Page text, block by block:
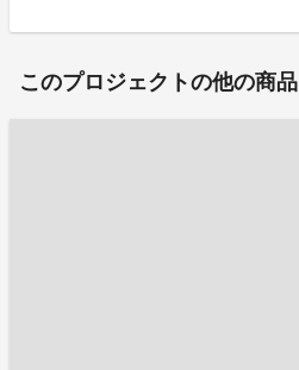
このプロジェクトの他の商品